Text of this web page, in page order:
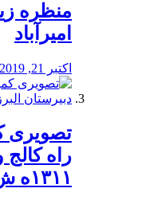
منظره‌‌
امیرآباد
اکتبر 21, 2019
️تصویری
راه كالج
۱۳۱۱ه ش